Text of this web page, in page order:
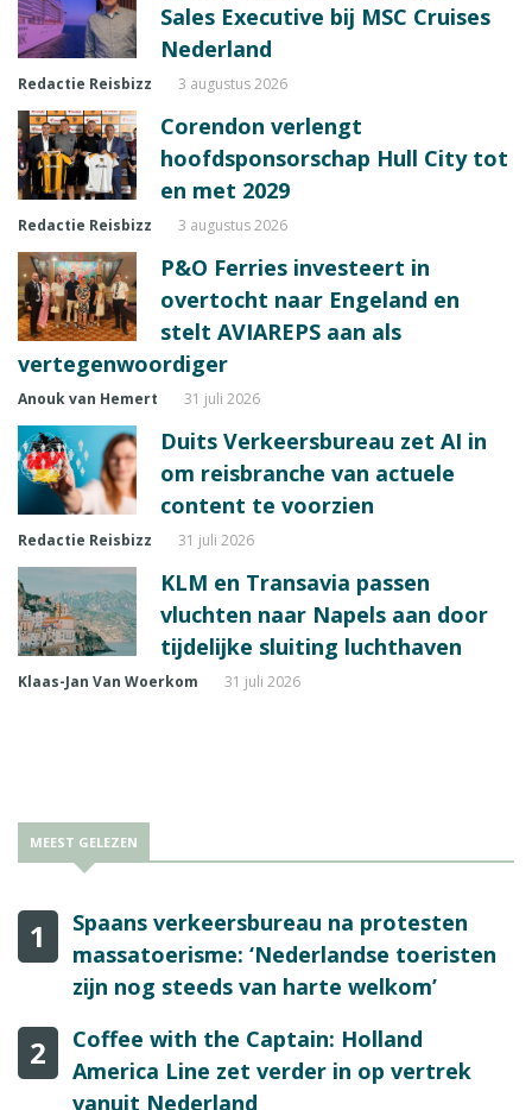
Sales Executive bij MSC Cruises
Nederland
Redactie Reisbizz 3 augustus 2026
Corendon verlengt
hoofdsponsorschap Hull City tot
en met 2029
Redactie Reisbizz 3 augustus 2026
P&O Ferries investeert in
overtocht naar Engeland en
stelt AVIAREPS aan als
vertegenwoordiger
Anouk van Hemert 31 juli 2026
Duits Verkeersbureau zet AI in
om reisbranche van actuele
content te voorzien
Redactie Reisbizz 31 juli 2026
KLM en Transavia passen
vluchten naar Napels aan door
tijdelijke sluiting luchthaven
Klaas-Jan Van Woerkom 31 juli 2026
MEEST GELEZEN
1
Spaans verkeersbureau na protesten
massatoerisme: ‘Nederlandse toeristen
zijn nog steeds van harte welkom’
2
Coffee with the Captain: Holland
America Line zet verder in op vertrek
vanuit Nederland